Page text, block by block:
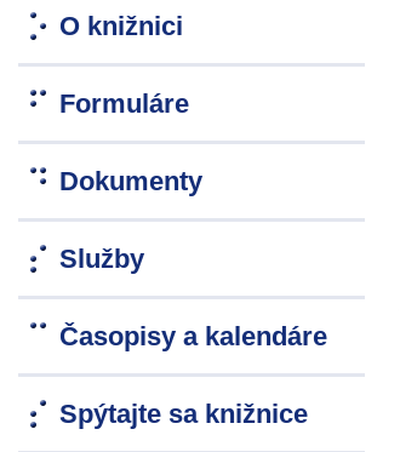
O knižnici
Formuláre
Dokumenty
Služby
Časopisy a kalendáre
Spýtajte sa knižnice